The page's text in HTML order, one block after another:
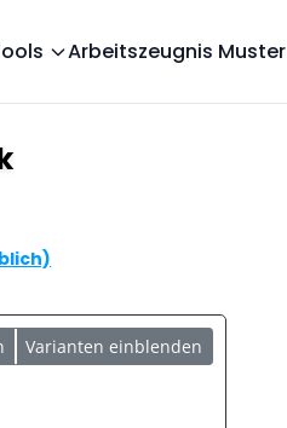
Arbeitszeugnis Muster
Varianten einblenden